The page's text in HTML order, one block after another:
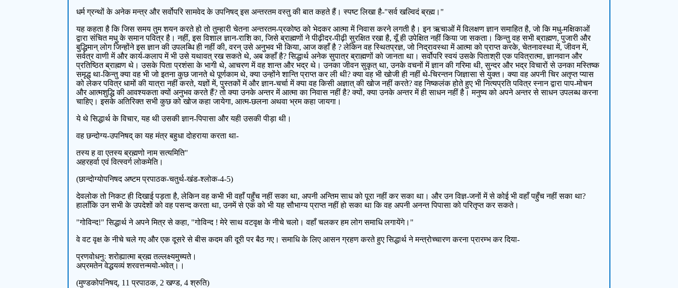
धर्म ग्रन्थों के अनेक मन्त्र और सर्वोपरि सामवेद के उपनिषद् इस अन्तरतम वस्तु की बात कहते हैं। स्पष्ट लिखा है-"सर्व खल्विदं ब्रह्म।"
यह कहता है कि जिस समय तुम शयन करते हो तो तुम्हारी चेतना अन्तरतम-प्रकोष्ठ को भेदकर आत्मा में निवास करने लगती है। इन ऋचाओं में विलक्षण ज्ञान समाहित है, जो कि मधु-मक्षिकाओं
द्वारा संचित मधु के समान पवित्र है। नहीं, इस विशाल ज्ञान-राशि का, जिसे ब्राह्मणों ने पीढ़ीदर-पीढ़ी सुरक्षित रखा है, यूँ ही उपेक्षित नहीं किया जा सकता। किन्तु वह सभी ब्राह्मण, पुजारी और
बुद्धिमान् लोग जिन्होंने इस ज्ञान की उपलब्धि ही नहीं की, वरन् उसे अनुभव भी किया, आज कहाँ है ? लेकिन वह स्थितप्रज्ञ, जो निद्रावस्था में आत्मा को प्राप्त करके, चेतनावस्था में, जीवन में,
सर्वत्र वाणी में और कार्य-कलाप में भी उसे यथावत् रख सकते थे, अब कहाँ है? सिद्धार्थ अनेक सुपात्र ब्राह्मणों को जानता था। सर्वोपरि स्वयं उसके पिताश्री एक पवित्रात्मा, ज्ञानवान और
प्रतिष्ठित ब्राह्मण थे। उसके पिता प्रशंसा के भागी थे, आचरण में वह शान्त और भद्र थे। उनका जीवन सुकृत् था, उनके वचनों में ज्ञान की गरिमा थी, सुन्दर और भद्र विचारों से उनका मस्तिष्क
समृद्ध था-किन्तु क्या वह भी जो इतना कुछ जानते थे पूर्णकाम थे, क्या उन्होंने शान्ति प्राप्त कर ली थी? क्या वह भी खोजी ही नहीं थे-चिरन्तन जिज्ञासा से युक्त। क्या वह अपनी चिर अतृप्त प्यास
को लेकर पवित्र धामों की यात्रा नहीं करते, यज्ञों में, पुस्तकों में और ज्ञान-चर्चा में क्या वह किसी अज्ञात् की खोज नहीं करते? वह निष्कलंक होते हुए भी नित्यप्रति पवित्र स्नान द्वारा पाप-मोचन
और आत्मशुद्धि की आवश्यकता क्यों अनुभव करते हैं? तो क्या उनके अन्तर में आत्मा का निवास नहीं है? क्यों, क्या उनके अन्तर में ही साधन नहीं है। मनुष्य को अपने अन्तर से साधन उपलब्ध करना
चाहिए। इसके अतिरिक्त सभी कुछ को खोज कहा जायेगा, आत्म-छलना अथवा भ्रम कहा जायगा।
ये थे सिद्धार्थ के विचार, यह थी उसकी ज्ञान-पिपासा और यही उसकी पीड़ा थी।
वह छन्दोग्य-उपनिषद् का यह मंत्र बहुधा दोहराया करता था-
तस्य ह वा एतस्य ब्रह्मणो नाम सत्यमिति"
अहरहर्वा एवं वित्स्वर्ग लोकमेति।
(छान्दोग्योपनिषद अष्टम प्रपाठक-चतुर्थ-खंड-श्लोक-4-5)
देवलोक तो निकट ही दिखाई पड़ता है, लेकिन वह कभी भी वहाँ पहुँच नहीं सका था, अपनी अन्तिम साध को पूरा नहीं कर सका था। और उन विज्ञ-जनों में से कोई भी वहाँ पहुँच नहीं सका था?
हालाँकि उन सभी के उपदेशों को वह पसन्द करता था, उनमें से एक को भी यह सौभाग्य प्राप्त नहीं हो सका था कि वह अपनी अनन्त पिपासा को परितृप्त कर सकते।
"गोविन्द!" सिद्धार्थ ने अपने मित्र से कहा, "गोविन्द ! मेरे साथ वटवृक्ष के नीचे चलो। वहाँ चलकर हम लोग समाधि लगायेंगे।"
वे वट वृक्ष के नीचे चले गए और एक दूसरे से बीस कदम की दूरी पर बैठ गए। समाधि के लिए आसन ग्रहण करते हुए सिद्धार्थ ने मन्त्रोच्चारण करना प्रारम्भ कर दिया-
प्रणवोधनुः शरोह्यात्मा ब्रह्म तल्लक्ष्यमुच्यते।
अप्रमतेन वेद्धयव्यं शरवत्तन्मयो-भवेत्।।
(मुण्डकोपनिषद्, 11 प्रपाठक, 2 खण्ड, 4 श्रुति)